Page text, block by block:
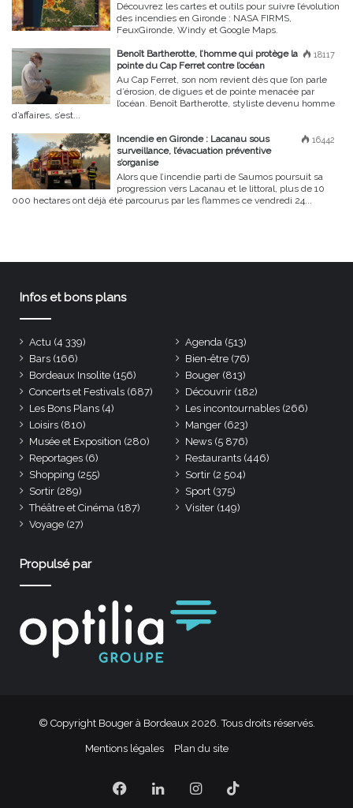
Découvrez les cartes et outils pour suivre l’évolution
des incendies en Gironde : NASA FIRMS,
FeuxGironde, Windy et Google Maps.
18117
Benoît Bartherotte, l’homme qui protège la
pointe du Cap Ferret contre l’océan
Au Cap Ferret, son nom revient dès que l’on parle
d’érosion, de digues et de pointe menacée par
l’océan. Benoît Bartherotte, styliste devenu homme
d’affaires, s’est...
16442
Incendie en Gironde : Lacanau sous
surveillance, l’évacuation préventive
s’organise
Alors que l’incendie parti de Saumos poursuit sa
progression vers Lacanau et le littoral, plus de 10
000 hectares ont déjà été parcourus par les flammes ce vendredi 24...
Infos et bons plans
Actu (4 339) Agenda (513)
Bars (166) Bien-être (76)
Bordeaux Insolite (156) Bouger (813)
Concerts et Festivals (687) Découvrir (182)
Les Bons Plans (4) Les incontournables (266)
Loisirs (810) Manger (623)
Musée et Exposition (280) News (5 876)
Reportages (6) Restaurants (446)
Shopping (255) Sortir (2 504)
Sortir (289) Sport (375)
Théâtre et Cinéma (187) Visiter (149)
Voyage (27)
Propulsé par
© Copyright Bouger à Bordeaux 2026. Tous droits réservés.
Mentions légales Plan du site
Facebook
LinkedinInstagram